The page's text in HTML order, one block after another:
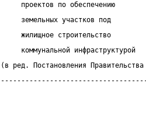
     проектов по обеспечению
     земельных участков под
     жилищное строительство
     коммунальной инфраструктурой
(в ред. Постановления